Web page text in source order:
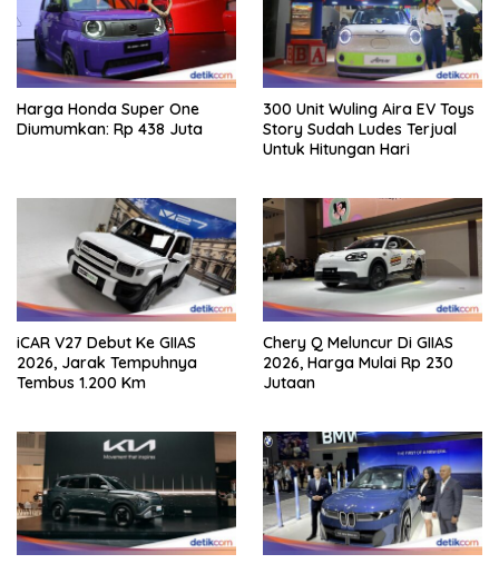
Harga Honda Super One
Diumumkan: Rp 438 Juta
300 Unit Wuling Aira EV Toys
Story Sudah Ludes Terjual
Untuk Hitungan Hari
iCAR V27 Debut Ke GIIAS
2026, Jarak Tempuhnya
Tembus 1.200 Km
Chery Q Meluncur Di GIIAS
2026, Harga Mulai Rp 230
Jutaan